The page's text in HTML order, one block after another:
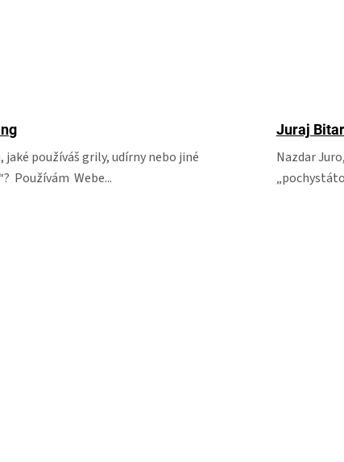
jaké používáš grily, udírny nebo jiné
Používám Webe...
Juraj
Nazdar